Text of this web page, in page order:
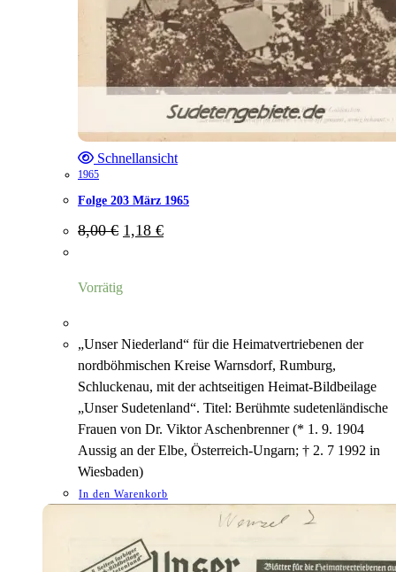
Schnellansicht
1965
Folge 203 März 1965
8,00€ Ursprünglicher
Preis
1,18 €Aktueller
Vorrätig
„Unser Niederland“ für die Heimatvertriebenen der
nordböhmischen Kreise Warnsdorf, Rumburg,
Schluckenau, mit der achtseitigen Heimat-Bildbeilage
„Unser Sudetenland“. Titel: Berühmte sudetenländische
Frauen von Dr. Viktor Aschenbrenner (* 1. 9. 1904
Aussig an der Elbe, Österreich-Ungarn; † 2. 7 1992 in
Wiesbaden)
In den Warenkorb